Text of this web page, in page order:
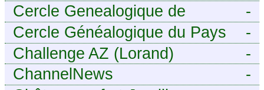
-
Cercle Genealogique de
l’Aveyron
-
Cercle Généalogique du Pays
de Caux - Seine-Maritime
-
Challenge AZ (Lorand)
-
ChannelNews